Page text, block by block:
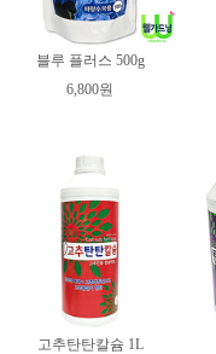
블루 플러스 500g
6,800원
고추탄탄칼슘 1L